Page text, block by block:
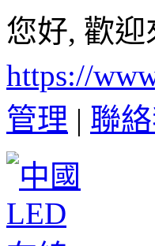
您好, 歡迎
https://
管理 | 聯